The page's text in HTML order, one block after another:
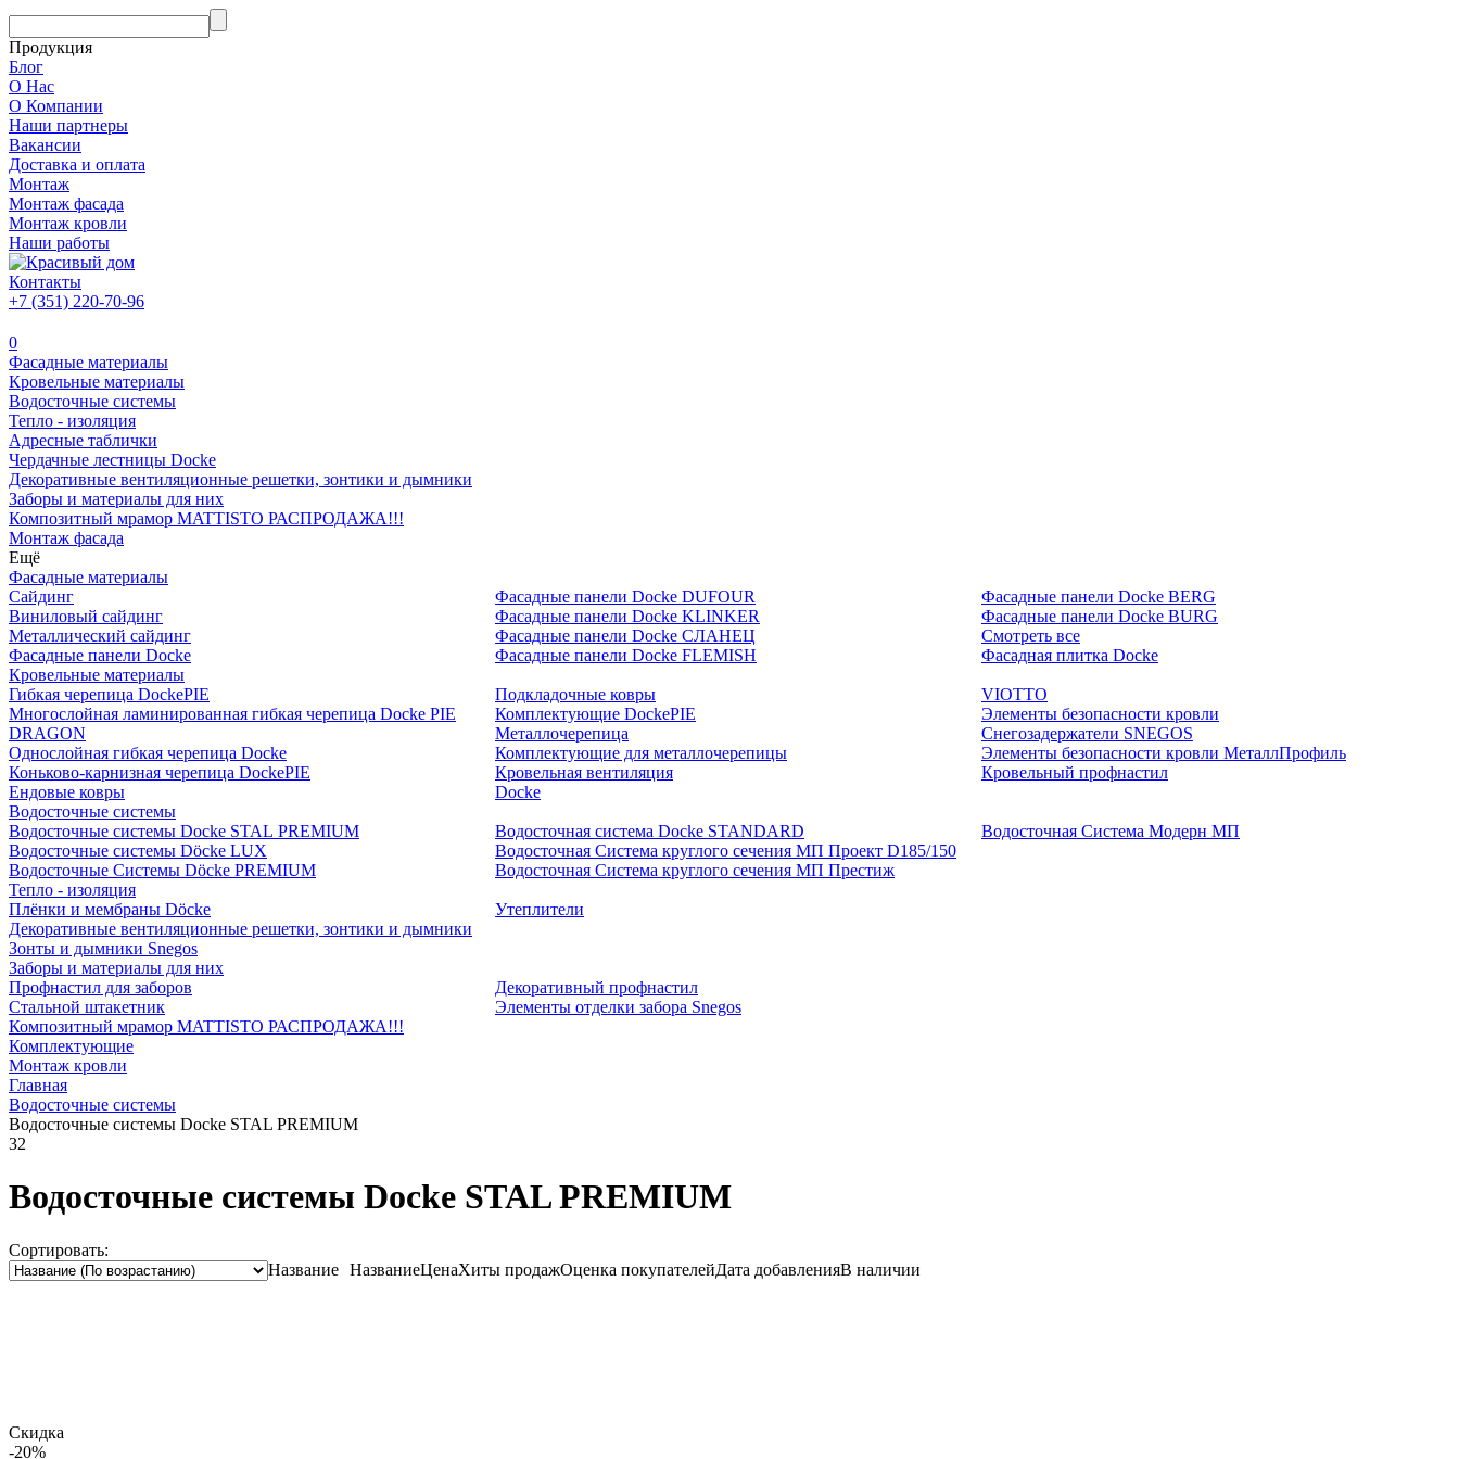
Продукция
Блог
О Нас
О Компании
Наши партнеры
Вакансии
Доставка и оплата
Монтаж
Монтаж фасада
Монтаж кровли
Наши работы
Контакты
+7 (351) 220-70-96
0
Фасадные материалы
Кровельные материалы
Водосточные системы
Тепло - изоляция
Адресные таблички
Чердачные лестницы Docke
Декоративные вентиляционные решетки, зонтики и дымники
Заборы и материалы для них
Композитный мрамор MATTISTO РАСПРОДАЖА!!!
Монтаж фасада
Ещё
Фасадные материалы
Сайдинг
Виниловый сайдинг
Металлический сайдинг
Фасадные панели Docke
Фасадные панели Docke DUFOUR
Фасадные панели Docke KLINKER
Фасадные панели Docke СЛАНЕЦ
Фасадные панели Docke FLEMISH
Фасадные панели Docke BERG
Фасадные панели Docke BURG
Смотреть все
Фасадная плитка Docke
Кровельные материалы
Гибкая черепица DockePIE
Многослойная ламинированная гибкая черепица Docke PIE
DRAGON
Однослойная гибкая черепица Docke
Коньково-карнизная черепица DockePIE
Ендовые ковры
Подкладочные ковры
Комплектующие DockePIE
Металлочерепица
Комплектующие для металлочерепицы
Кровельная вентиляция
Docke
VIOTTO
Элементы безопасности кровли
Снегозадержатели SNEGOS
Элементы безопасности кровли МеталлПрофиль
Кровельный профнастил
Водосточные системы
Водосточные системы Docke STAL PREMIUM
Водосточные системы Döcke LUX
Водосточные Системы Döcke PREMIUM
Водосточная система Docke STANDARD
Водосточная Система круглого сечения МП Проект D185/150
Водосточная Система круглого сечения МП Престиж
Водосточная Система Модерн МП
Тепло - изоляция
Плёнки и мембраны Döcke
Утеплители
Декоративные вентиляционные решетки, зонтики и дымники
Зонты и дымники Snegos
Заборы и материалы для них
Профнастил для заборов
Стальной штакетник
Декоративный профнастил
Элементы отделки забора Snegos
Композитный мрамор MATTISTO РАСПРОДАЖА!!!
Комплектующие
Монтаж кровли
Главная
Водосточные системы
Водосточные системы Docke STAL PREMIUM
32
Водосточные системы Docke STAL PREMIUM
Сортировать:
Название НазваниеЦенаХиты продажОценка покупателейДата добавленияВ наличии
Скидка
-20%